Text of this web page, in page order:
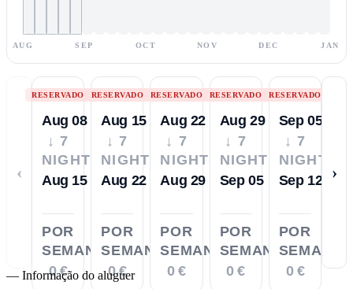
AUG SEP OCT NOV DEC JAN
‹
RESERVADO
Aug 08
↓ 7
NIGHTS
Aug 15
POR
SEMANA
0 €
RESERVADO
Aug 15
↓ 7
NIGHTS
Aug 22
POR
SEMANA
0 €
RESERVADO
Aug 22
↓ 7
NIGHTS
Aug 29
POR
SEMANA
0 €
RESERVADO
Aug 29
↓ 7
NIGHTS
Sep 05
POR
SEMANA
0 €
RESERVADO
Sep 05
↓ 7
NIGHTS
Sep 12
POR
SEMANA
0 €
›
— Informação do aluguer